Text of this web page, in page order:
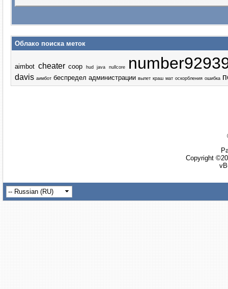
Облако поиска меток
aimbot cheater coop hud java nullcore
davis аимбот беспредел администрации вылет краш мат оскорбления ошибка
Copyright